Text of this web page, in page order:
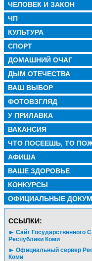
ЧЕЛОВЕК И ЗАКОН
ЧП
КУЛЬТУРА
СПОРТ
ДОМАШНИЙ ОЧАГ
ДЫМ ОТЕЧЕСТВА
ВАШ ВЫБОР
ФОТОВЗГЛЯД
У ПРИЛАВКА
ВАКАНСИЯ
ЧТО ПОСЕЕШЬ, ТО
АФИША
ВАШЕ ЗДОРОВЬЕ
КОНКУРСЫ
ОФИЦИАЛЬНЫЕ
CСЫЛКИ:
Сайт Государственного
Республики Коми
Официальный сервер
Коми